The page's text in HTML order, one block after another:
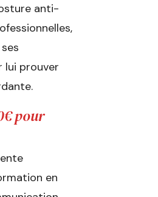
anti-
lui prouver
pour
en